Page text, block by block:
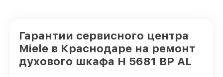
Гарантии сервисного центра
Miele в Краснодаре на ремонт
духового шкафа H 5681 BP AL